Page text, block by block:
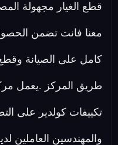
قطع الغيار مجهولة
معنا فانت تضمن
كامل على الصيانة وقطع
طريق المركز .يعمل
تكييفات كولدير على
والمهندسين العاملين